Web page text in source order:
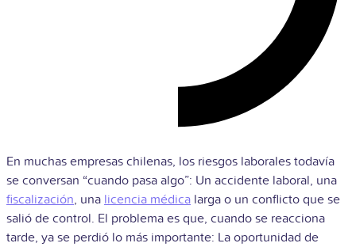
En muchas empresas chilenas, los riesgos laborales todavía
se conversan “cuando pasa algo”: Un accidente laboral, una
fiscalización, una licencia médica larga o un conflicto que se
salió de control. El problema es que, cuando se reacciona
tarde, ya se perdió lo más importante: La oportunidad de